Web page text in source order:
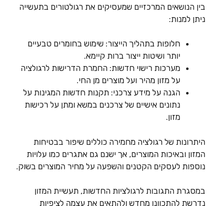
בין הנושאים המרכזיים שמעסיקים את רגולטורים בתעשייה
ניתן למנות:
חלופות בתהליך הייצור: שימוש בחומרים טבעיים
יותר ושיטות ייצור ברות קיימא.
מערכות רישוי חדשות: החמרת הדרישות לרגולציה
על מזון מהיר ועל מוצרים מן החי.
הגנה על מידע צרכני: תקנות חדשות המגינות על
נתונים אישיים של צרכנים במשא ומתן על רכישות
מזון.
היתרונות של רגולציה מחמירה כוללים שיפור בבטיחות
המזון ובאיכות המוצרים, אך ישנם גם אתגרים כמו עלויות
נוספות לעסקים הקטנים והשפעה על מחיר המוצרים בשוק.
במסגרת התגובות לרגולציות החדשות, תעשיית המזון
נדרשת להתכוונן מחדש ולהתאים את עצמה לציפיות